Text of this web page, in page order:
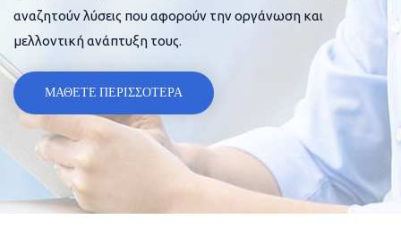
αναζητούν λύσεις που αφορούν την οργάνωση και
μελλοντική ανάπτυξη τους.
ΜΑΘΕΤΕ ΠΕΡΙΣΣΟΤΕΡΑ